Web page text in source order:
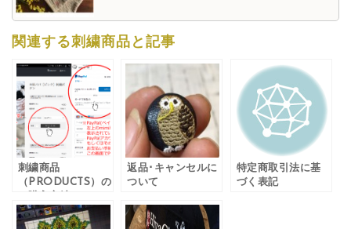
関連する刺繍商品と記事
刺繍商品
（PRODUCTS）の
返品･キャンセルに
ついて
特定商取引法に基
づく表記